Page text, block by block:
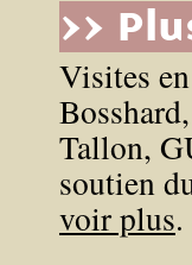
>>
Visites
Tallon,
soutien
voir plus.